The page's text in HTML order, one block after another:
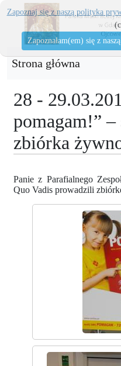
Strona główna
28 -
pomagam!” –
zbiórka
Panie z Parafialnego
Quo Vadis prowadzili
Zapoznaj się z naszą polityka
Zapoznałam(em) się z